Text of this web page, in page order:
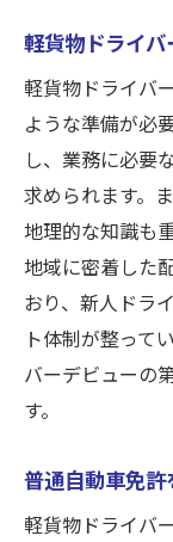
軽貨物ドライ
軽貨物ドライバ
ような準備が必
し、業務に必要
求められます。
地理的な知識も
地域に密着した
おり、新人ドラ
ト体制が整って
バーデビューの
す。
普通自動車免
軽貨物ドライバ